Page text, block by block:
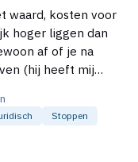
uit haal tov een
lege (beheer)BV
Graag hoor
waard, kosten voor
hoger liggen dan
af of je na
(hij heeft mij
Er is destijds nooit
was.
Stoppen